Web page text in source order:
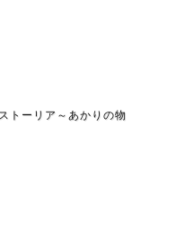
トーリア～あかりの物